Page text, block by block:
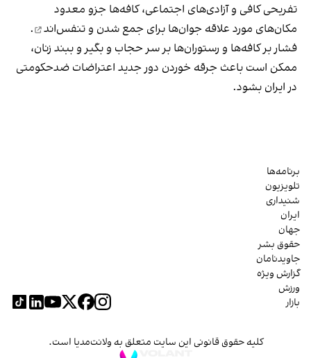
تفریحی کافی و آزادی‌های اجتماعی، کافه‌ها جزو معدود
مکان‌های مورد علاقه جوان‌ها برای جمع شدن و تنفس‌اند
.
فشار بر کافه‌ها و رستوران‌ها بر سر حجاب و بگیر و ببند زنان،
ممکن است باعث جرقه خوردن دور جدید اعتراضات ضدحکومتی
در ایران بشود.
برنامه‌ها
تلویزیون
شنیداری
ایران
جهان
حقوق بشر
جاویدنامان
گزارش ویژه
ورزش
بازار
کلیه حقوق قانونی این سایت متعلق به ولانت‌مدیا است.